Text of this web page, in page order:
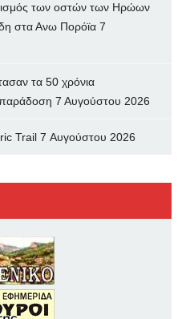
των oστών των Ηρώων
στα Ανω Πορόϊα 7
τα 50 χρόνια
7 Αυγούστου 2026
Trail 7 Αυγούστου 2026